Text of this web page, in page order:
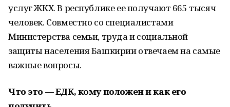
услуг ЖКХ. В республике ее получают 665 тысяч
человек. Совместно со специалистами
Министерства семьи, труда и социальной
защиты населения Башкирии отвечаем на самые
важные вопросы.
Что это — ЕДК, кому положен и как его